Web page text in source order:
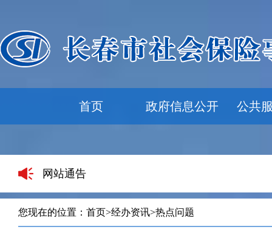
首页 政府信息公开 公共
网站通告
您现在的位置： 首页>经办资讯>热点问题